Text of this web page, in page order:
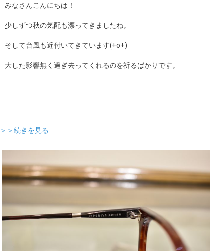
みなさんこんにちは！
少しずつ秋の気配も漂ってきましたね。
そして台風も近付いてきています(+o+)
大した影響無く過ぎ去ってくれるのを祈るばかりです。
＞＞続きを見る